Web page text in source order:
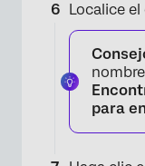
Localice
para